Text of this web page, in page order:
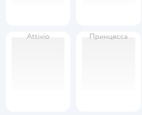
Attivio Принцесса